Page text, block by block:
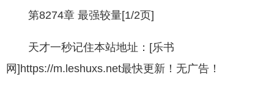
第8274章 最强较量[1/2页]
天才一秒记住本站地址：[乐书
网]https://m.leshuxs.net最快更新！无广告！